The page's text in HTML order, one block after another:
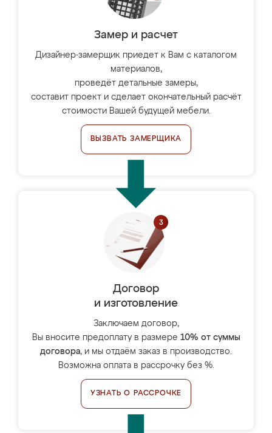
Замер и расчет
Дизайнер-замерщик приедет к Вам с каталогом
материалов,
проведёт детальные замеры,
составит проект и сделает окончательный расчёт
стоимости Вашей будущей мебели.
ВЫЗВАТЬ ЗАМЕРЩИКА
Договор
и изготовление
Заключаем договор,
Вы вносите предоплату в размере 10% от суммы
договора, и мы отдаём заказ в производство.
Возможна оплата в рассрочку без %.
УЗНАТЬ О РАССРОЧКЕ